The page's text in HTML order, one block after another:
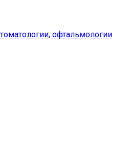
офтальмологии